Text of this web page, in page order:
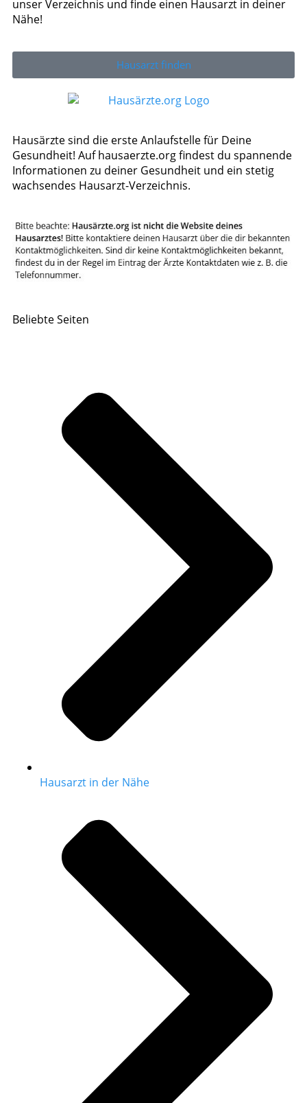
unser Verzeichnis und finde einen Hausarzt in deiner
Nähe!
Hausarzt finden
Hausärzte sind die erste Anlaufstelle für Deine
Gesundheit! Auf hausaerzte.org findest du spannende
Informationen zu deiner Gesundheit und ein stetig
wachsendes Hausarzt-Verzeichnis.
Beliebte Seiten
Hausarzt in der Nähe